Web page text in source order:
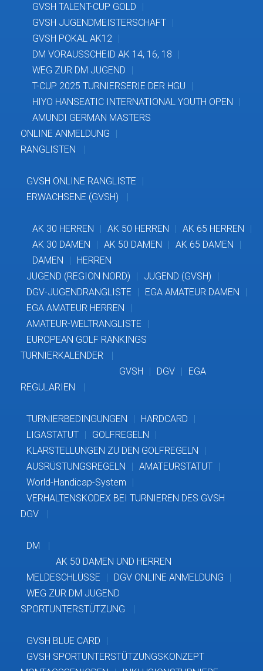
GVSH TALENT-CUP GOLD
GVSH JUGENDMEISTERSCHAFT
GVSH POKAL AK12
DM VORAUSSCHEID AK 14, 16, 18
WEG ZUR DM JUGEND
T-CUP 2025 TURNIERSERIE DER HGU
HIYO HANSEATIC INTERNATIONAL YOUTH OPEN
AMUNDI GERMAN MASTERS
ONLINE ANMELDUNG
RANGLISTEN
GVSH ONLINE RANGLISTE
ERWACHSENE (GVSH)
AK 30 HERREN AK 50 HERREN
AK 65 HERREN
AK 30 DAMEN
AK 50 DAMEN
AK 65 DAMEN
DAMEN
HERREN
JUGEND (REGION NORD)
JUGEND (GVSH)
DGV-JUGENDRANGLISTE
EGA AMATEUR DAMEN
EGA AMATEUR HERREN
AMATEUR-WELTRANGLISTE
EUROPEAN GOLF RANKINGS
TURNIERKALENDER
GVSH
DGV
EGA
REGULARIEN
TURNIERBEDINGUNGEN
HARDCARD
LIGASTATUT
GOLFREGELN
KLARSTELLUNGEN ZU DEN GOLFREGELN
AUSRÜSTUNGSREGELN
AMATEURSTATUT
World-Handicap-System
VERHALTENSKODEX BEI TURNIEREN DES GVSH
DGV
DM
AK 50 DAMEN UND HERREN
MELDESCHLÜSSE
DGV ONLINE ANMELDUNG
WEG ZUR DM JUGEND
SPORTUNTERSTÜTZUNG
GVSH BLUE CARD
GVSH SPORTUNTERSTÜTZUNGSKONZEPT